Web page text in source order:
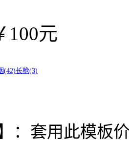
100元
(42)长枪(3)
：套用此模板